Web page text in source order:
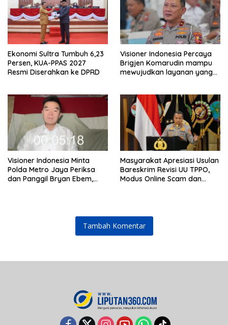
Ekonomi Sultra Tumbuh 6,23
Persen, KUA-PPAS 2027
Resmi Diserahkan ke DPRD
Visioner Indonesia Percaya
Brigjen Komarudin mampu
mewujudkan layanan yang
Visioner Indonesia Minta
Polda Metro Jaya Periksa
dan Panggil Bryan Ebem,
Masyarakat Apresiasi Usulan
Bareskrim Revisi UU TPPO,
Modus Online Scam dan
Tambah Komentar